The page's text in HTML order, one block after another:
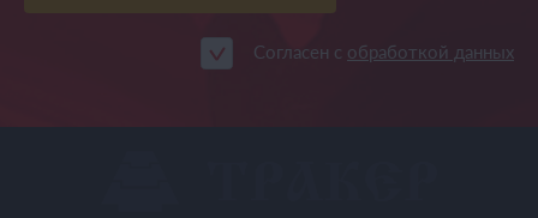
Согласен с обработкой данных